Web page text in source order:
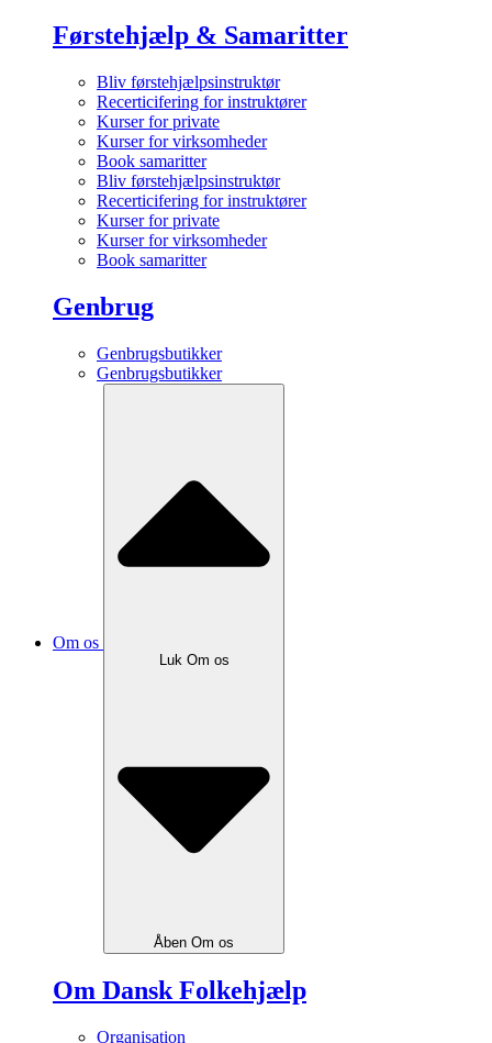
Førstehjælp & Samaritter
Bliv førstehjælpsinstruktør
Recerticifering for instruktører
Kurser for private
Kurser for virksomheder
Book samaritter
Bliv førstehjælpsinstruktør
Recerticifering for instruktører
Kurser for private
Kurser for virksomheder
Book samaritter
Genbrug
Genbrugsbutikker
Genbrugsbutikker
Om os
Luk Om os
Åben Om os
Om Dansk Folkehjælp
Organisation